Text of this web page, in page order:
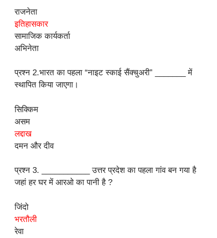
राजनेता
इतिहासकार
सामाजिक कार्यकर्ता
अभिनेता
प्रश्न 2.भारत का पहला “नाइट स्काई सैंक्चुअरी” _______ में
स्थापित किया जाएगा।
सिक्किम
असम
लद्दाख
दमन और दीव
प्रश्न 3. ___________ उत्तर प्रदेश का पहला गांव बन गया है
जहां हर घर में आरओ का पानी है ?
जिंदो
भरतौली
रेवा